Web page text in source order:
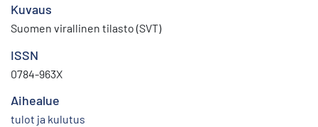
Kuvaus
Suomen virallinen tilasto (SVT)
ISSN
0784-963X
Aihealue
tulot ja kulutus